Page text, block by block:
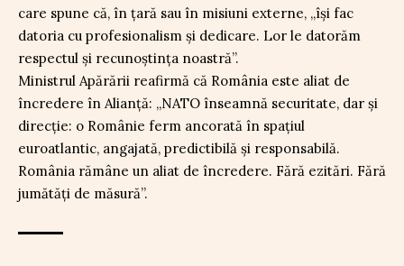
care spune că, în țară sau în misiuni externe, „își fac
datoria cu profesionalism și dedicare. Lor le datorăm
respectul și recunoștința noastră”.
Ministrul Apărării reafirmă că România este aliat de
încredere în Alianță: „NATO înseamnă securitate, dar și
direcție: o Românie ferm ancorată în spațiul
euroatlantic, angajată, predictibilă și responsabilă.
România rămâne un aliat de încredere. Fără ezitări. Fără
jumătăți de măsură”.